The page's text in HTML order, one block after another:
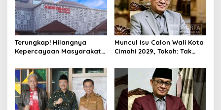
Terungkap! Hilangnya
Kepercayaan Masyarakat
Rebranding RSUD Cibabat
Muncul Isu Calon Wali Kota
Cimahi 2029, Tokoh: Tak
Legitimasi Parpol